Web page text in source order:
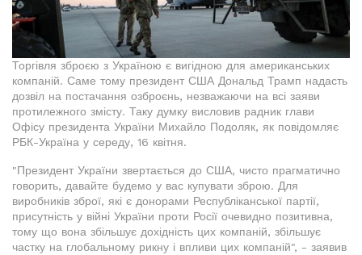
Торгівля зброєю з Україною є вигідною для американських
компаній. Саме тому президент США Дональд Трамп надасть
дозвіл на постачання озброєнь, незважаючи на всі заяви
протилежного змісту. Таку думку висловив радник глави
Офісу президента України Михайло Подоляк, як повідомляє
РБК-Україна у середу, 16 квітня.
"Президент України звертається до США, чисто прагматично
говорить, давайте будемо у вас купувати зброю. Для
виробників зброї, які є донорами Республіканської партії,
присутність у війні України проти Росії очевидно позитивна,
тому що вона збільшує дохідність цих компаній, збільшує
частку на глобальному рикну і впливи цих компаній", - заявив